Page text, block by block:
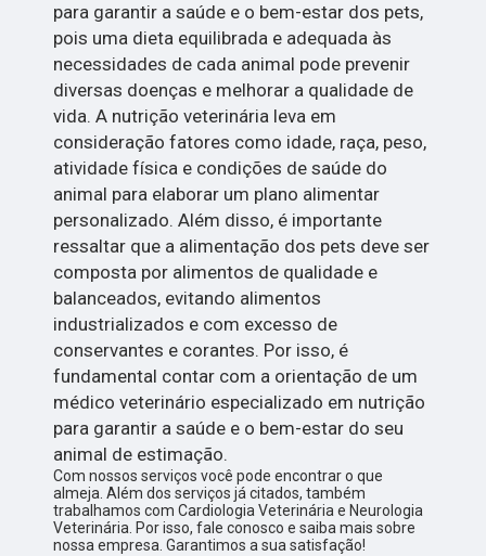
para garantir a saúde e o bem-estar dos pets,
pois uma dieta equilibrada e adequada às
necessidades de cada animal pode prevenir
diversas doenças e melhorar a qualidade de
vida. A nutrição veterinária leva em
consideração fatores como idade, raça, peso,
atividade física e condições de saúde do
animal para elaborar um plano alimentar
personalizado. Além disso, é importante
ressaltar que a alimentação dos pets deve ser
composta por alimentos de qualidade e
balanceados, evitando alimentos
industrializados e com excesso de
conservantes e corantes. Por isso, é
fundamental contar com a orientação de um
médico veterinário especializado em nutrição
para garantir a saúde e o bem-estar do seu
animal de estimação.
Com nossos serviços você pode encontrar o que
almeja. Além dos serviços já citados, também
trabalhamos com Cardiologia Veterinária e Neurologia
Veterinária. Por isso, fale conosco e saiba mais sobre
nossa empresa. Garantimos a sua satisfação!